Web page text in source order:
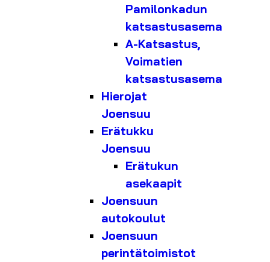
Pamilonkadun
katsastusasema
A-Katsastus,
Voimatien
katsastusasema
Hierojat
Joensuu
Erätukku
Joensuu
Erätukun
asekaapit
Joensuun
autokoulut
Joensuun
perintätoimistot